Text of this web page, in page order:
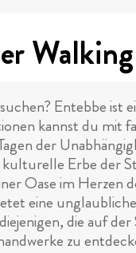
Entebbe
kannst du mit
der
Erbe der
Oase im Herzen
eine
die auf
zu